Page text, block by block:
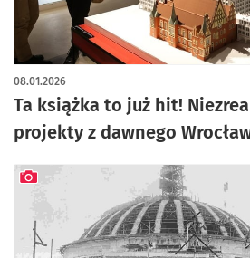
Ta książka to już hit!
projekty z dawnego
08.01.2026
artykuł z galerią zdjęć